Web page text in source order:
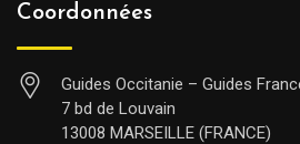
Coordonnées
Guides Occitanie – Guides
7 bd de Louvain
13008 MARSEILLE (FRANCE)